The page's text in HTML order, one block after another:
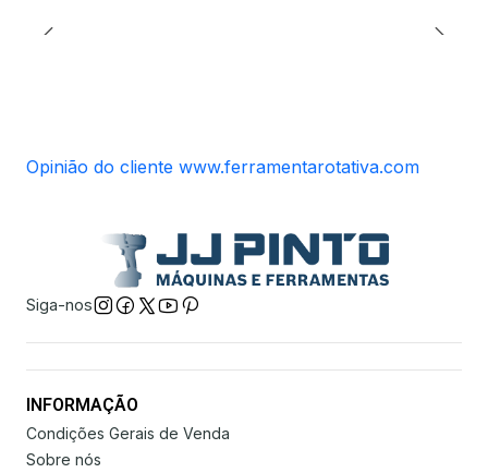
Opinião do cliente www.ferramentarotativa.com
Siga-nos
INFORMAÇÃO
Condições Gerais de Venda
Sobre nós